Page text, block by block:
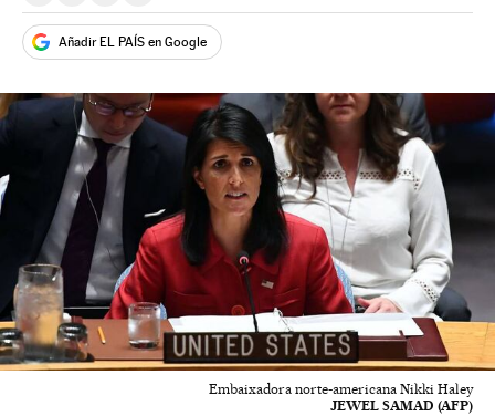
Añadir EL PAÍS en Google
Embaixadora norte-americana Nikki Haley
JEWEL SAMAD (AFP)